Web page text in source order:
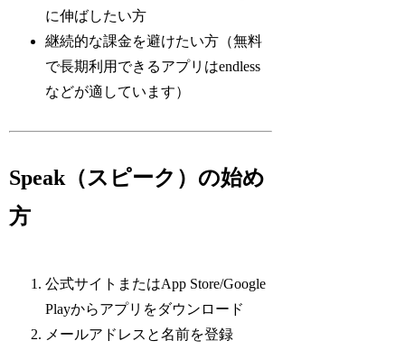
に伸ばしたい方
継続的な課金を避けたい方（無料
で長期利用できるアプリはendless
などが適しています）
Speak（スピーク）の始め
方
公式サイトまたはApp Store/Google
Playからアプリをダウンロード
メールアドレスと名前を登録